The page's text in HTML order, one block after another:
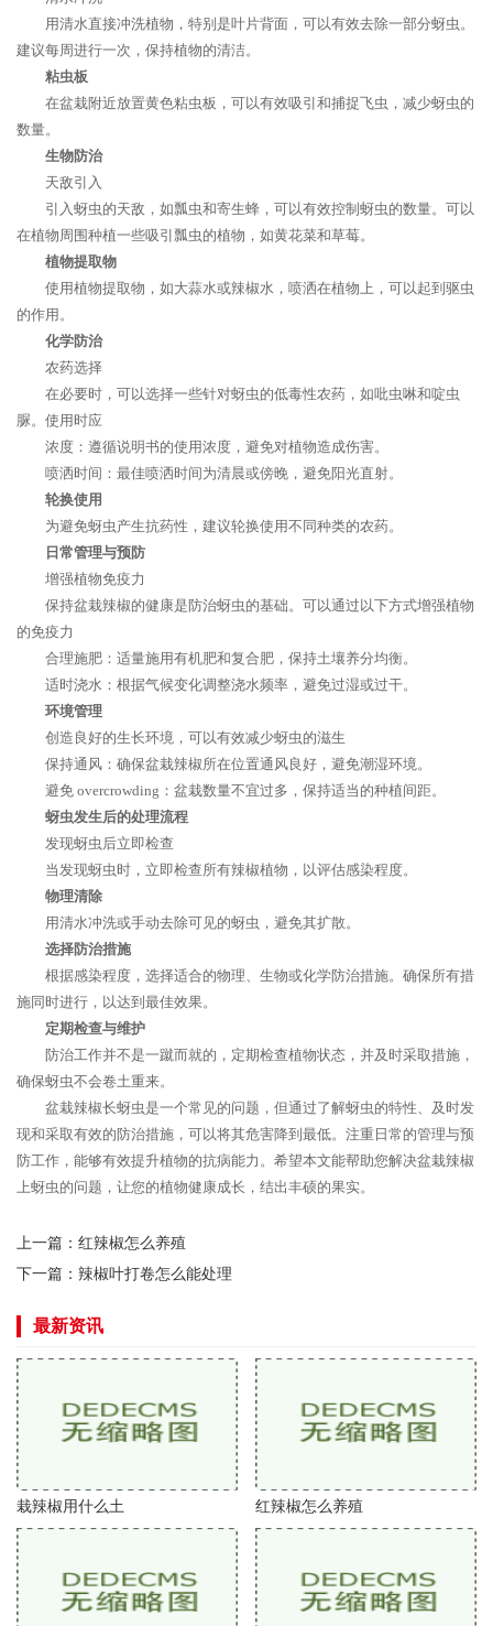
用清水直接冲洗植物，特别是叶片背面，可以有效去除一部分蚜虫。
建议每周进行一次，保持植物的清洁。
粘虫板
在盆栽附近放置黄色粘虫板，可以有效吸引和捕捉飞虫，减少蚜虫的
数量。
生物防治
天敌引入
引入蚜虫的天敌，如瓢虫和寄生蜂，可以有效控制蚜虫的数量。可以
在植物周围种植一些吸引瓢虫的植物，如黄花菜和草莓。
植物提取物
使用植物提取物，如大蒜水或辣椒水，喷洒在植物上，可以起到驱虫
的作用。
化学防治
农药选择
在必要时，可以选择一些针对蚜虫的低毒性农药，如吡虫啉和啶虫
脲。使用时应
浓度：遵循说明书的使用浓度，避免对植物造成伤害。
喷洒时间：最佳喷洒时间为清晨或傍晚，避免阳光直射。
轮换使用
为避免蚜虫产生抗药性，建议轮换使用不同种类的农药。
日常管理与预防
增强植物免疫力
保持盆栽辣椒的健康是防治蚜虫的基础。可以通过以下方式增强植物
的免疫力
合理施肥：适量施用有机肥和复合肥，保持土壤养分均衡。
适时浇水：根据气候变化调整浇水频率，避免过湿或过干。
环境管理
创造良好的生长环境，可以有效减少蚜虫的滋生
保持通风：确保盆栽辣椒所在位置通风良好，避免潮湿环境。
避免 overcrowding：盆栽数量不宜过多，保持适当的种植间距。
蚜虫发生后的处理流程
发现蚜虫后立即检查
当发现蚜虫时，立即检查所有辣椒植物，以评估感染程度。
物理清除
用清水冲洗或手动去除可见的蚜虫，避免其扩散。
选择防治措施
根据感染程度，选择适合的物理、生物或化学防治措施。确保所有措
施同时进行，以达到最佳效果。
定期检查与维护
防治工作并不是一蹴而就的，定期检查植物状态，并及时采取措施，
确保蚜虫不会卷土重来。
盆栽辣椒长蚜虫是一个常见的问题，但通过了解蚜虫的特性、及时发
现和采取有效的防治措施，可以将其危害降到最低。注重日常的管理与预
防工作，能够有效提升植物的抗病能力。希望本文能帮助您解决盆栽辣椒
上蚜虫的问题，让您的植物健康成长，结出丰硕的果实。
上一篇： 红辣椒怎么养殖
下一篇： 辣椒叶打卷怎么能处理
最新资讯
栽辣椒用什么土 红辣椒怎么养殖